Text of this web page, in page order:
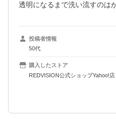
透明になるまで洗い流すのは
投稿者情報
50代
購入したストア
REDVISION公式ショップYahoo!店